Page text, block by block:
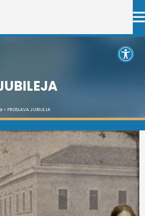
> PROSLAVA JUBILEJA